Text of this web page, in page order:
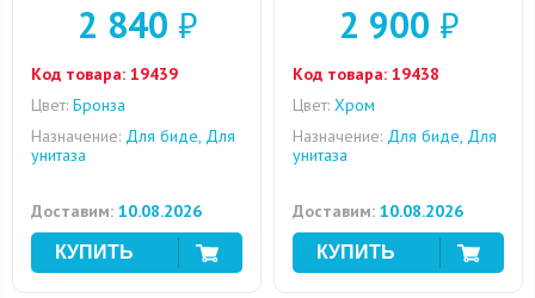
2 840 ₽
Код товара: 19439
Цвет: Бронза
Назначение: Для биде, Для
унитаза
Доставим: 10.08.2026
2 900 ₽
Код товара: 19438
Цвет: Хром
Назначение: Для биде, Для
унитаза
Доставим: 10.08.2026